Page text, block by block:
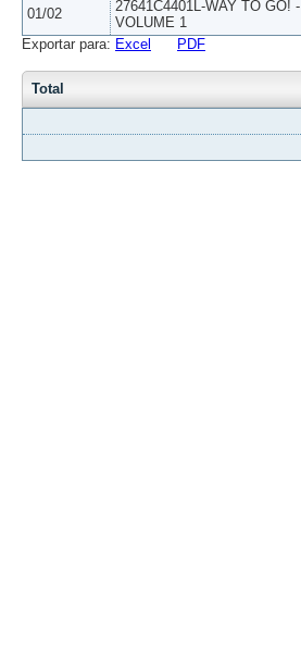
01/02
27641C4401L-WAY TO GO! -
VOLUME 1
Exportar para: Excel PDF
Total